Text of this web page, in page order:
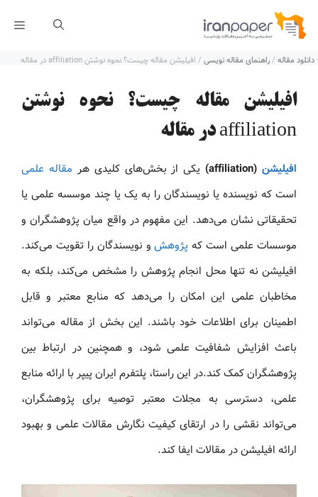
پرش
محتوا
دانلود مقاله /راهنمای مقاله نویسی / افیلیشن مقاله چیست؟ نحوه نوشتن affiliation در مقاله
افیلیشن مقاله چیست؟ نحوه نوشتن
affiliation در مقاله
افیلیشن (affiliation) یکی از بخش‌های کلیدی هر مقاله علمی
است که نویسنده یا نویسندگان را به یک یا چند موسسه علمی یا
تحقیقاتی نشان می‌دهد. این مفهوم در واقع میان پژوهشگران و
موسسات علمی است که پژوهشو نویسندگان را تقویت می‌کند.
افیلیشن نه تنها محل انجام پژوهش را مشخص می‌کند، بلکه به
مخاطبان علمی این امکان را می‌دهد که منابع معتبر و قابل
اطمینان برای اطلاعات خود باشند. این بخش از مقاله می‌تواند
باعث افزایش شفافیت علمی شود، و همچنین در ارتباط بین
پژوهشگران کمک کند.در این راستا، پلتفرم ایران پیپر با ارائه منابع
علمی، دسترسی به مجلات معتبر توصیه برای پژوهشگران،
می‌تواند نقشی را در ارتقای کیفیت نگارش مقالات علمی و بهبود
ارائه افیلیشن در مقالات ایفا کند.